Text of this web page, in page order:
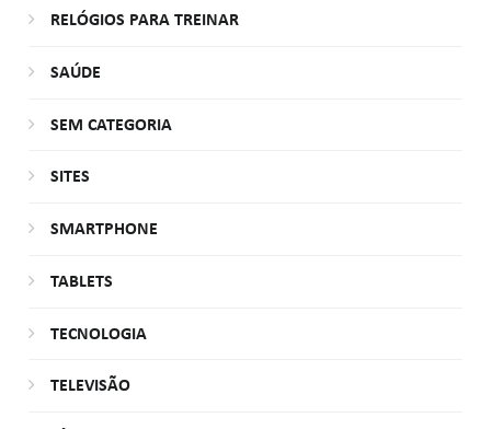
RELÓGIOS PARA TREINAR
SAÚDE
SEM CATEGORIA
SITES
SMARTPHONE
TABLETS
TECNOLOGIA
TELEVISÃO